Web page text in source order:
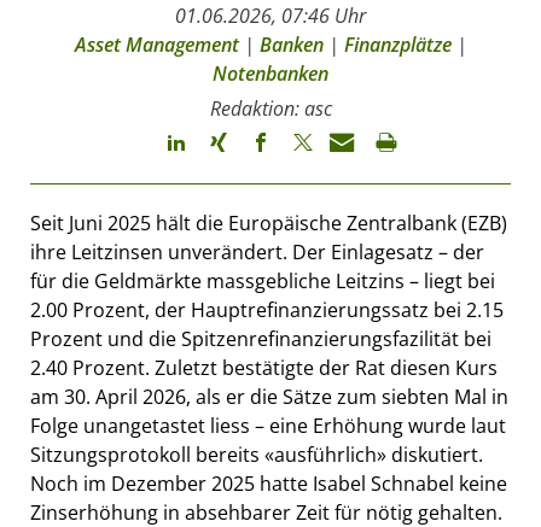
01.06.2026, 07:46 Uhr
Asset Management| Banken| Finanzplätze|
Notenbanken
Redaktion: asc
Seit Juni 2025 hält die Europäische Zentralbank (EZB)
ihre Leitzinsen unverändert. Der Einlagesatz – der
für die Geldmärkte massgebliche Leitzins – liegt bei
2.00 Prozent, der Hauptrefinanzierungssatz bei 2.15
Prozent und die Spitzenrefinanzierungsfazilität bei
2.40 Prozent. Zuletzt bestätigte der Rat diesen Kurs
am 30. April 2026, als er die Sätze zum siebten Mal in
Folge unangetastet liess – eine Erhöhung wurde laut
Sitzungsprotokoll bereits «ausführlich» diskutiert.
Noch im Dezember 2025 hatte Isabel Schnabel keine
Zinserhöhung in absehbarer Zeit für nötig gehalten.